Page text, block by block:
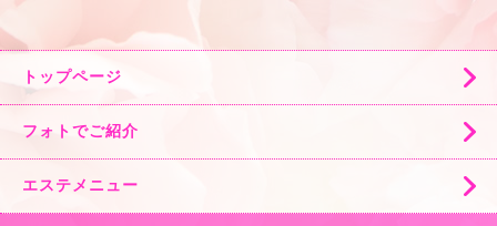
トップページ
フォトでご紹介
エステメニュー